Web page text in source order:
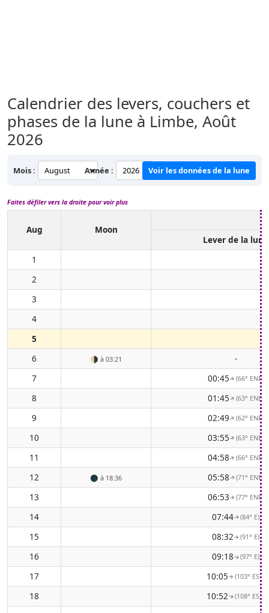
Calendrier des levers, couchers et
phases de la lune à Limbe, Août
2026
Mois : Année : Voir les données de la lune
Faites défiler vers la droite pour voir plus
Aug
Moon
Lever de la lune
1
2
3
4
5
6
🌗 à 03:21
-
7
00:45↑(66° ENE)
8 01:45↑(63° ENE)
9 02:49↑(62° ENE)
10 03:55↑(63° ENE)
11 04:58↑(66° ENE)
12 🌑 à 18:36 05:58↑(71° ENE)
13 06:53↑(77° ENE)
14 07:44↑(84° E)
15 08:32↑(91° E)
16 09:18↑(97° E)
17 10:05↑(103° ESE)
18 10:52↑(108° ESE)